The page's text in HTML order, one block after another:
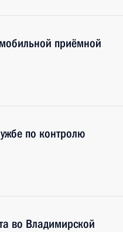
приёмной
по контролю
во Владимирской